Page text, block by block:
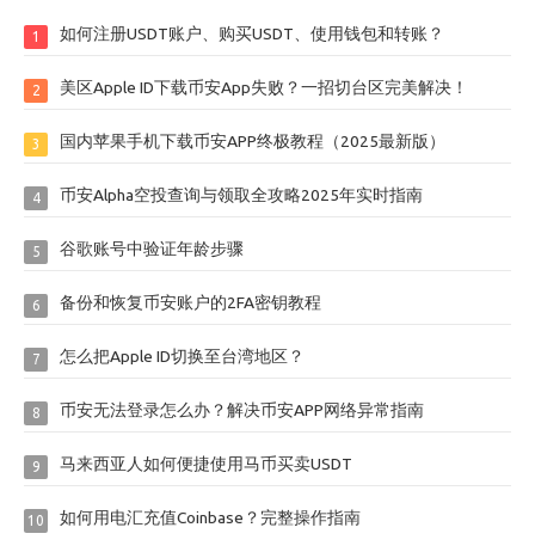
1 如何注册USDT账户、购买USDT、使用钱包和转账？
2 美区Apple ID下载币安App失败？一招切台区完美解决！
3 国内苹果手机下载币安APP终极教程（2025最新版）
4 币安Alpha空投查询与领取全攻略2025年实时指南
5 谷歌账号中验证年龄步骤
6 备份和恢复币安账户的2FA密钥教程
7 怎么把Apple ID切换至台湾地区？
8 币安无法登录怎么办？解决币安APP网络异常指南
9 马来西亚人如何便捷使用马币买卖USDT
10 如何用电汇充值Coinbase？完整操作指南